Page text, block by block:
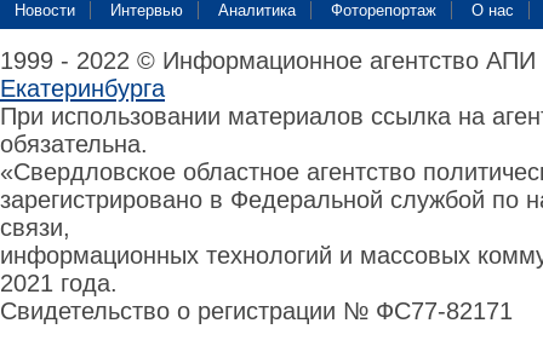
Новости Интервью Аналитика Фоторепортаж О нас
1999 - 2022 © Информационное агентство
Екатеринбурга
При использовании материалов ссылка на
обязательна.
«Свердловское областное агентство
зарегистрировано в Федеральной службой по
связи,
информационных технологий и массовых
2021 года.
Свидетельство о регистрации № ФС77-82171